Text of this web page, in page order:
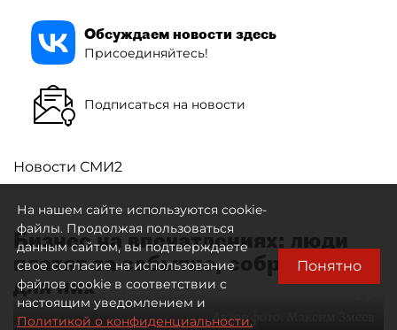
Обсуждаем новости здесь
Присоединяйтесь!
Подписаться на новости
Новости СМИ2
Бизнес на впечатлениях: люди
платят за событие, собранное
для них
Автор фото:
На нашем сайте используются cookie-
файлы. Продолжая пользоваться
данным сайтом, вы подтверждаете
свое согласие на использование
файлов cookie в соответствии с
настоящим уведомлением и
Политикой о конфиденциальности.
Понятно